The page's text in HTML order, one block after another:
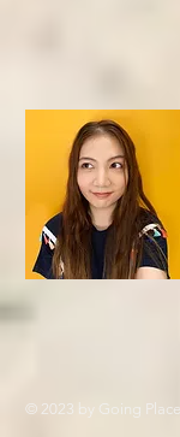
© 2023 by Going